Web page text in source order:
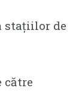
stațiilor de
către